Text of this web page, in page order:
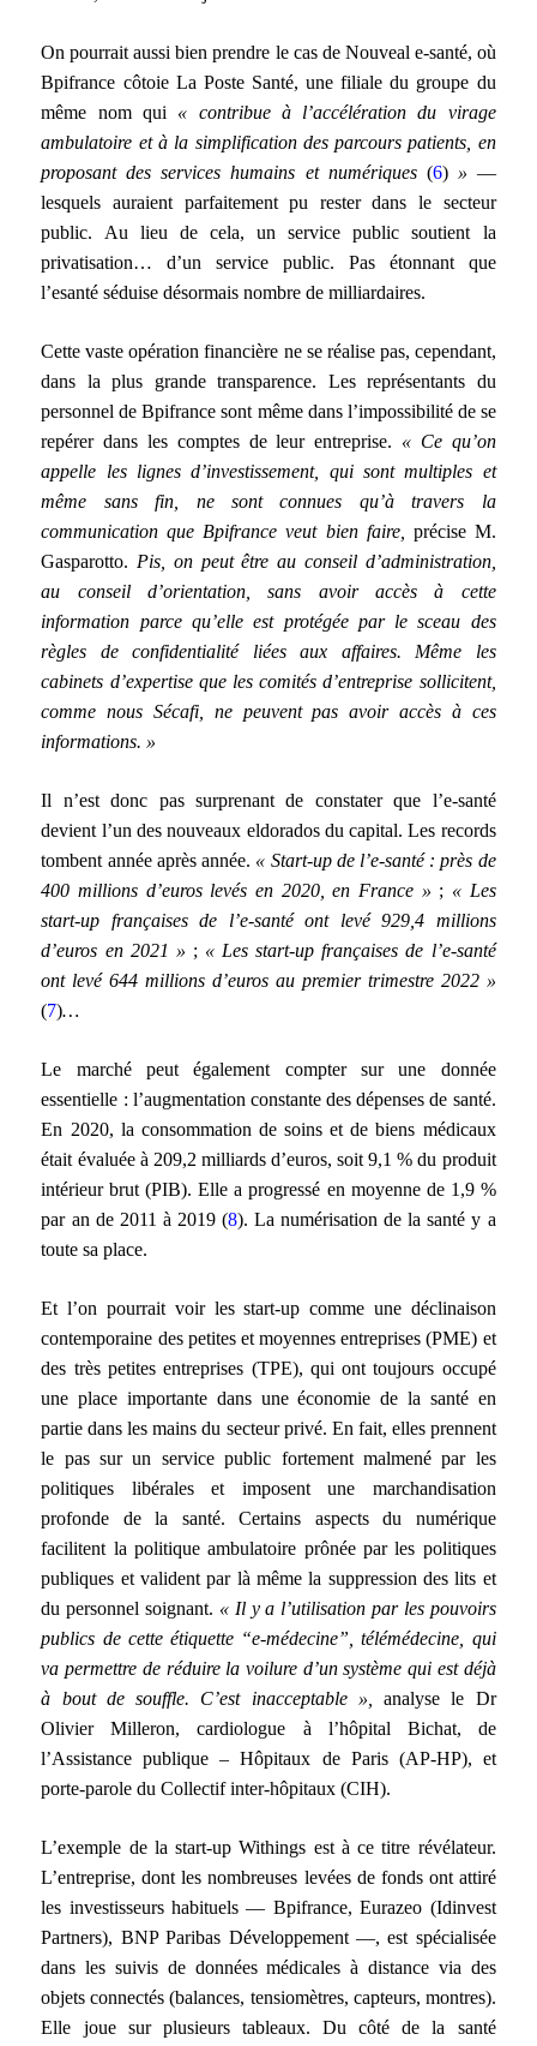
On pourrait aussi bien prendre le cas de Nouveal e-santé, où
Bpifrance côtoie La Poste Santé, une filiale du groupe du
même nom qui « contribue à l’accélération du virage
ambulatoire et à la simplification des parcours patients, en
proposant des services humains et numériques (6) » —
lesquels auraient parfaitement pu rester dans le secteur
public. Au lieu de cela, un service public soutient la
privatisation… d’un service public. Pas étonnant que
l’esanté séduise désormais nombre de milliardaires.
Cette vaste opération financière ne se réalise pas, cependant,
dans la plus grande transparence. Les représentants du
personnel de Bpifrance sont même dans l’impossibilité de se
repérer dans les comptes de leur entreprise. « Ce qu’on
appelle les lignes d’investissement, qui sont multiples et
même sans fin, ne sont connues qu’à travers la
communication que Bpifrance veut bien faire, précise M.
Gasparotto. Pis, on peut être au conseil d’administration,
au conseil d’orientation, sans avoir accès à cette
information parce qu’elle est protégée par le sceau des
règles de confidentialité liées aux affaires. Même les
cabinets d’expertise que les comités d’entreprise sollicitent,
comme nous Sécafi, ne peuvent pas avoir accès à ces
informations. »
Il n’est donc pas surprenant de constater que l’e-santé
devient l’un des nouveaux eldorados du capital. Les records
tombent année après année. « Start-up de l’e-santé : près de
400 millions d’euros levés en 2020, en France » ; « Les
start-up françaises de l’e-santé ont levé 929,4 millions
d’euros en 2021 » ; « Les start-up françaises de l’e-santé
ont levé 644 millions d’euros au premier trimestre 2022 »
(7)…
Le marché peut également compter sur une donnée
essentielle : l’augmentation constante des dépenses de santé.
En 2020, la consommation de soins et de biens médicaux
était évaluée à 209,2 milliards d’euros, soit 9,1 % du produit
intérieur brut (PIB). Elle a progressé en moyenne de 1,9 %
par an de 2011 à 2019 (8). La numérisation de la santé y a
toute sa place.
Et l’on pourrait voir les start-up comme une déclinaison
contemporaine des petites et moyennes entreprises (PME) et
des très petites entreprises (TPE), qui ont toujours occupé
une place importante dans une économie de la santé en
partie dans les mains du secteur privé. En fait, elles prennent
le pas sur un service public fortement malmené par les
politiques libérales et imposent une marchandisation
profonde de la santé. Certains aspects du numérique
facilitent la politique ambulatoire prônée par les politiques
publiques et valident par là même la suppression des lits et
du personnel soignant. « Il y a l’utilisation par les pouvoirs
publics de cette étiquette “e-médecine”, télémédecine, qui
va permettre de réduire la voilure d’un système qui est déjà
à bout de souffle. C’est inacceptable »,analyse le Dr
Olivier Milleron, cardiologue à l’hôpital Bichat, de
l’Assistance publique – Hôpitaux de Paris (AP-HP), et
porte-parole du Collectif inter-hôpitaux (CIH).
L’exemple de la start-up Withings est à ce titre révélateur.
L’entreprise, dont les nombreuses levées de fonds ont attiré
les investisseurs habituels — Bpifrance, Eurazeo (Idinvest
Partners), BNP Paribas Développement —, est spécialisée
dans les suivis de données médicales à distance via des
objets connectés (balances, tensiomètres, capteurs, montres).
Elle joue sur plusieurs tableaux. Du côté de la santé